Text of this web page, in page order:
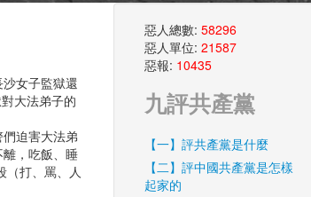
女子監獄還
大法弟子的
迫害大法弟
，吃飯、睡
（打、罵、人
惡人總數: 58296
惡人單位: 21587
惡報: 10435
九評共產黨
【一】評共產黨是什麼
【二】評中國共產黨是怎樣
起家的